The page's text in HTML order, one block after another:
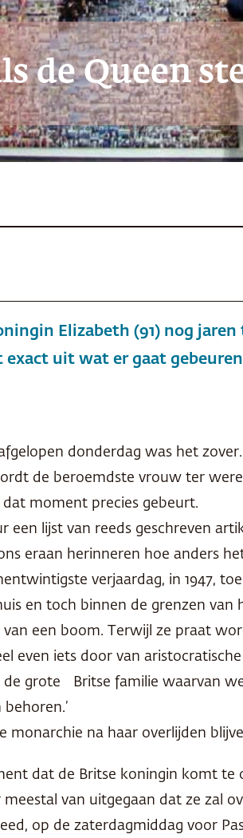
de Queen
Elizabeth (91) nog
uit wat er gaat gebeuren
donderdag was het
de beroemdste vrouw ter
moment precies gebeurt.
een lijst van reeds geschreven
eraan herinneren hoe anders
verjaardag, in 1947,
en toch binnen de grenzen
een boom. Terwijl ze praat
even iets door van
grote Britse familie waarvan
monarchie na haar overlijden
dat de Britse koningin komt te
van uitgegaan dat ze zal
op de zaterdagmiddag voor